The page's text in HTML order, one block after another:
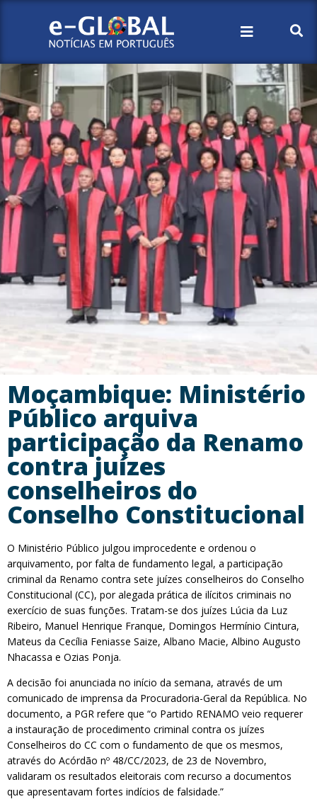
Moçambique: Ministério
Público arquiva
participação da Renamo
contra juízes
conselheiros do
Conselho Constitucional
O Ministério Público julgou improcedente e ordenou o
arquivamento, por falta de fundamento legal, a participação
criminal da Renamo contra sete juízes conselheiros do Conselho
Constitucional (CC), por alegada prática de ilícitos criminais no
exercício de suas funções. Tratam-se dos juízes Lúcia da Luz
Ribeiro, Manuel Henrique Franque, Domingos Hermínio Cintura,
Mateus da Cecília Feniasse Saize, Albano Macie, Albino Augusto
Nhacassa e Ozias Ponja.
A decisão foi anunciada no início da semana, através de um
comunicado de imprensa da Procuradoria-Geral da República. No
documento, a PGR refere que “o Partido RENAMO veio requerer
a instauração de procedimento criminal contra os juízes
Conselheiros do CC com o fundamento de que os mesmos,
através do Acórdão nº 48/CC/2023, de 23 de Novembro,
validaram os resultados eleitorais com recurso a documentos
que apresentavam fortes indícios de falsidade.”